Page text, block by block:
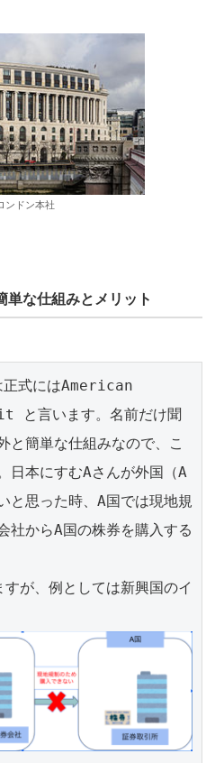
ンドン本社
単な仕組みとメリット
正式にはAmerican
言います。名前だけ聞
と簡単な仕組みなので、こ
日本にすむAさんが外国（A
と思った時、A国では現地規
社からA国の株券を購入する
が、例としては新興国のイ